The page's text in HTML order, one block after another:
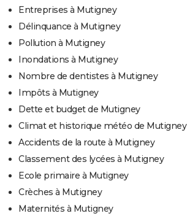
Entreprises à Mutigney
Délinquance à Mutigney
Pollution à Mutigney
Inondations à Mutigney
Nombre de dentistes à Mutigney
Impôts à Mutigney
Dette et budget de Mutigney
Climat et historique météo de Mutigney
Accidents de la route à Mutigney
Classement des lycées à Mutigney
Ecole primaire à Mutigney
Crèches à Mutigney
Maternités à Mutigney